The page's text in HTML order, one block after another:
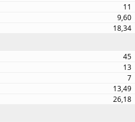
11
9,60
18,34
45
13
7
13,49
26,18